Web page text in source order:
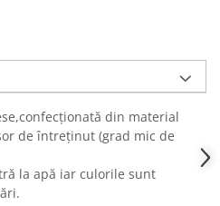
din material
de întreținut (grad mic de
la apă iar culorile sunt